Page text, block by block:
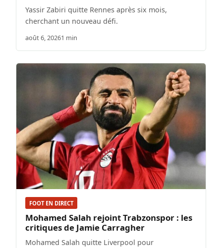
Yassir Zabiri quitte Rennes après six mois,
cherchant un nouveau défi.
août 6, 20261 min
FOOT EN DIRECT
Mohamed Salah rejoint Trabzonspor : les
critiques de Jamie Carragher
Mohamed Salah quitte Liverpool pour